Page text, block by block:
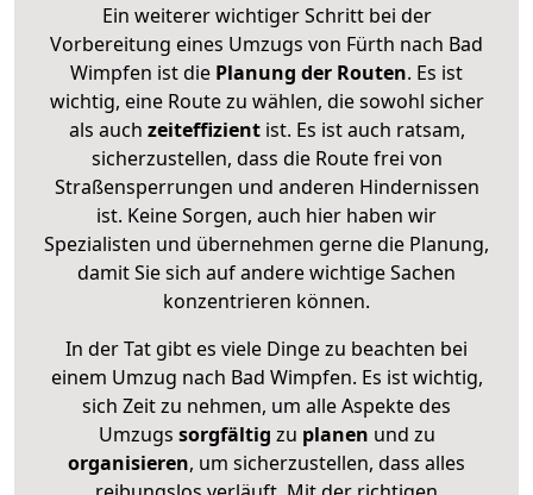
Ein weiterer wichtiger Schritt bei der
Vorbereitung eines Umzugs von Fürth nach Bad
Wimpfen ist die Planung der Routen. Es ist
wichtig, eine Route zu wählen, die sowohl sicher
als auch zeiteffizientist. Es ist auch ratsam,
sicherzustellen, dass die Route frei von
Straßensperrungen und anderen Hindernissen
ist. Keine Sorgen, auch hier haben wir
Spezialisten und übernehmen gerne die Planung,
damit Sie sich auf andere wichtige Sachen
konzentrieren können.
In der Tat gibt es viele Dinge zu beachten bei
einem Umzug nach Bad Wimpfen. Es ist wichtig,
sich Zeit zu nehmen, um alle Aspekte des
Umzugs sorgfältig zu planen und zu
organisieren, um sicherzustellen, dass alles